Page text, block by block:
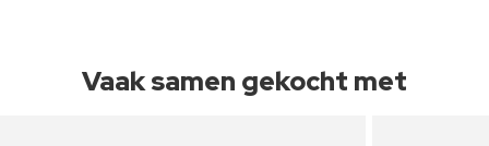
Vaak samen gekocht met